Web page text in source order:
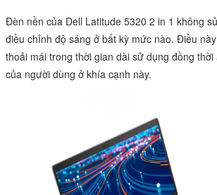
Đèn nền của Dell Latitude 5320 2 in 1 không
điều chỉnh độ sáng ở bất kỳ mức nào. Điều
thoải mái trong thời gian dài sử dụng đồng
của người dùng ở khía cạnh này.